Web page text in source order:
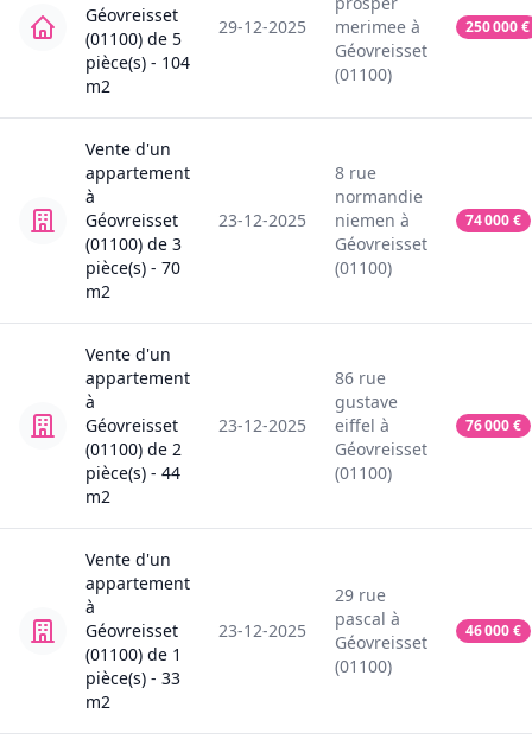
Géovreisset
(01100) de 5
pièce(s) - 104
m2
29-12-2025
merimee à
Géovreisset
(01100)
250 000€
Vente d'un
appartement
à
Géovreisset
(01100) de 3
pièce(s) - 70
m2
23-12-2025
8 rue
normandie
niemen à
Géovreisset
(01100)
74 000€
Vente d'un
appartement
à
Géovreisset
(01100) de 2
pièce(s) - 44
m2
23-12-2025
86 rue
gustave
eiffel à
Géovreisset
(01100)
76 000€
Vente d'un
appartement
à
Géovreisset
(01100) de 1
pièce(s) - 33
m2
23-12-2025
29 rue
pascal à
Géovreisset
(01100)
46 000€